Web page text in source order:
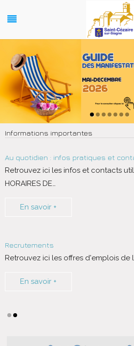
Informations importantes
Au quotidien : infos pratiques et
Retrouvez ici les infos et contacts
HORAIRES DE…
En savoir +
Recrutements
Retrouvez ici les offres d'emplois de
En savoir +